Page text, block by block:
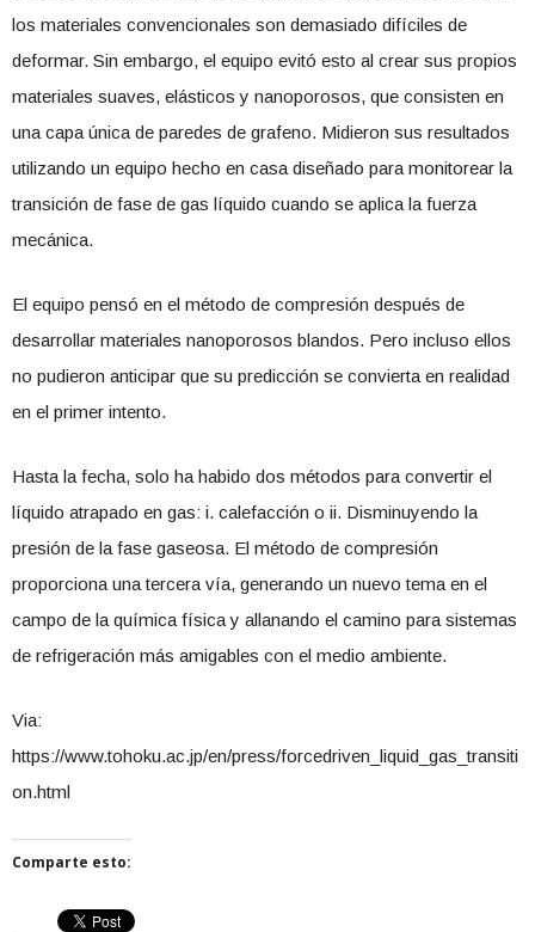
los materiales convencionales son demasiado difíciles de
deformar. Sin embargo, el equipo evitó esto al crear sus propios
materiales suaves, elásticos y nanoporosos, que consisten en
una capa única de paredes de grafeno. Midieron sus resultados
utilizando un equipo hecho en casa diseñado para monitorear la
transición de fase de gas líquido cuando se aplica la fuerza
mecánica.
El equipo pensó en el método de compresión después de
desarrollar materiales nanoporosos blandos. Pero incluso ellos
no pudieron anticipar que su predicción se convierta en realidad
en el primer intento.
Hasta la fecha, solo ha habido dos métodos para convertir el
líquido atrapado en gas: i. calefacción o ii. Disminuyendo la
presión de la fase gaseosa. El método de compresión
proporciona una tercera vía, generando un nuevo tema en el
campo de la química física y allanando el camino para sistemas
de refrigeración más amigables con el medio ambiente.
Via:
https://www.tohoku.ac.jp/en/press/forcedriven_liquid_gas_transiti
on.html
Comparte esto: